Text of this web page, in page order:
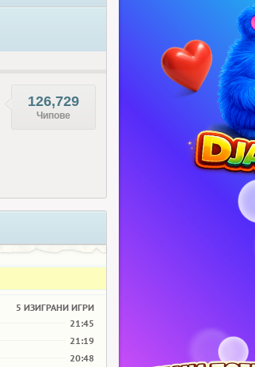
126,729
Чипове
5 ИЗИГРАНИ ИГРИ
21:45
21:19
20:48